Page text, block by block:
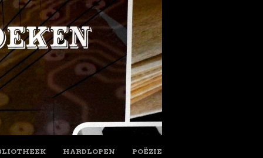
HARDLOPEN POËZIE